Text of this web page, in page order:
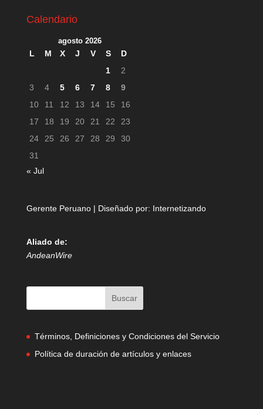
Calendario
agosto 2026
L M X J V S
D
1
2
3
4 5 6 7 8
9
10
11 12 13 14 15
16
17
18 19 20 21 22
23
24
25 26 27 28 29
30
31
« Jul
Gerente Peruano | Diseñado por: Internetizando
Aliado de:
AndeanWire
Términos, Definiciones y Condiciones del Servicio
Política de duración de artículos y enlaces